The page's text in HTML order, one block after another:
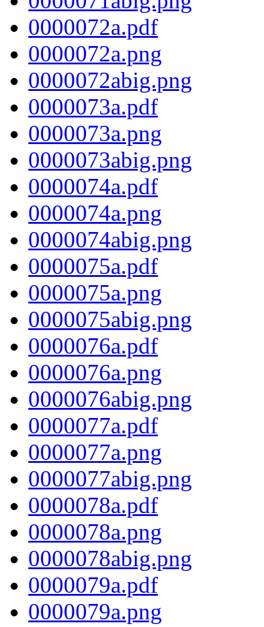
0000072a.pdf
0000072a.png
0000072abig.png
0000073a.pdf
0000073a.png
0000073abig.png
0000074a.pdf
0000074a.png
0000074abig.png
0000075a.pdf
0000075a.png
0000075abig.png
0000076a.pdf
0000076a.png
0000076abig.png
0000077a.pdf
0000077a.png
0000077abig.png
0000078a.pdf
0000078a.png
0000078abig.png
0000079a.pdf
0000079a.png